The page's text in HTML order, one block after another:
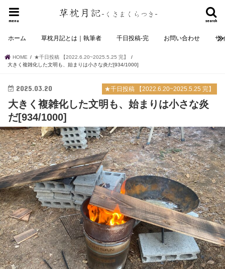
search
menu
ホーム 草枕月記とは｜執筆者 千日投稿-完 お問い合わせ サ
HOME
★千日投稿 【2022.6.20~2025.5.25 完】
大きく複雑化した文明も、始まりは小さな炎だ[934/1000]
★千日投稿 【2022.6.20~2025.5.25 完】
2025.03.20
大きく複雑化した文明も、始まりは小さな炎
だ[934/1000]